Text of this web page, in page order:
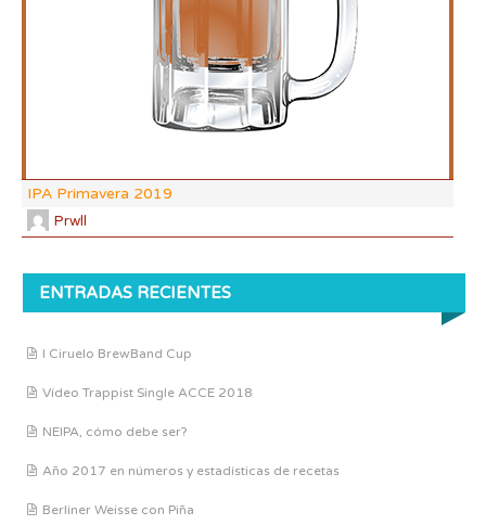
IPA Primavera 2019
Prwll
ENTRADAS RECIENTES
I Ciruelo BrewBand Cup
Vídeo Trappist Single ACCE 2018
NEIPA, cómo debe ser?
Año 2017 en números y estadísticas de recetas
Berliner Weisse con Piña